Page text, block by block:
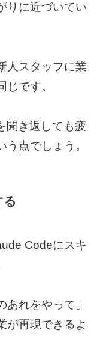
りに近づいてい
人スタッフに業
です。
聞き返しても疲
点でしょう。
Codeにスキ
れをやって」
が再現できるよ